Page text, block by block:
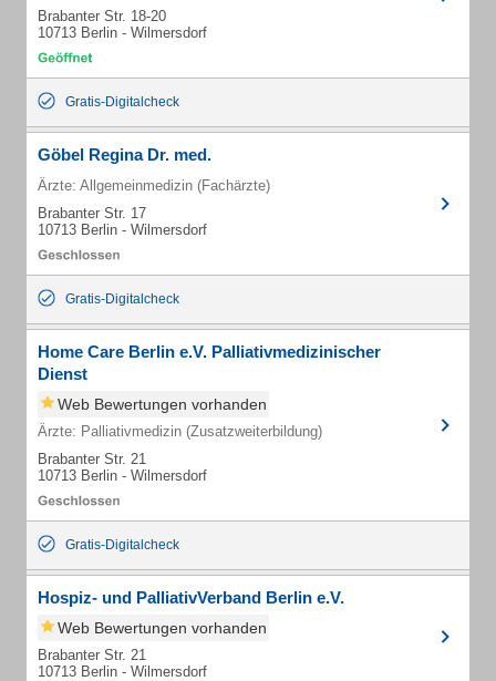
Brabanter Str. 18-20
10713 Berlin - Wilmersdorf
Gratis-Digitalcheck
Göbel Regina Dr. med.
Ärzte: Allgemeinmedizin (Fachärzte)
Brabanter Str. 17
10713 Berlin - Wilmersdorf
Gratis-Digitalcheck
Home Care Berlin e.V. Palliativmedizinischer
Dienst
Web Bewertungen vorhanden
Ärzte: Palliativmedizin (Zusatzweiterbildung)
Brabanter Str. 21
10713 Berlin - Wilmersdorf
Gratis-Digitalcheck
Hospiz- und PalliativVerband Berlin e.V.
Web Bewertungen vorhanden
Brabanter Str. 21
10713 Berlin - Wilmersdorf